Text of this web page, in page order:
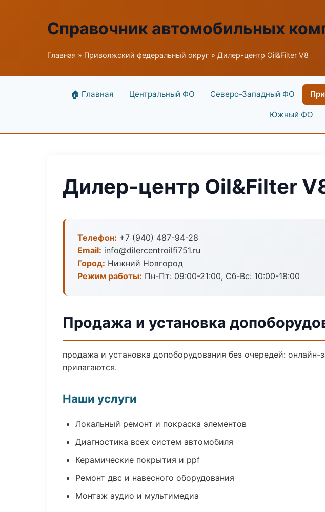
Справочник автомобильных
Главная » Приволжский федеральный округ » Дилер-центр Oil&Filter V8
🏠 Главная Центральный ФО Северо-Западный ФО
Южный ФО
Дилер-центр Oil&Filter
Телефон: +7 (940) 487-94-28
Email: info@dilercentroilfi751.ru
Город: Нижний Новгород
Режим работы: Пн-Пт: 09:00-21:00, Сб-Вс: 10:00-18:00
Продажа и установка
продажа и установка допоборудования без очередей:
прилагаются.
Наши услуги
Локальный ремонт и покраска элементов
Диагностика всех систем автомобиля
Керамические покрытия и ppf
Ремонт двс и навесного оборудования
Монтаж аудио и мультимедиа